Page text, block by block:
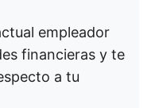
empleador
financieras y te
a tu